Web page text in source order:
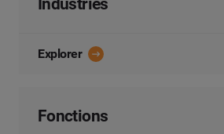
Industries
Explorer
Fonctions